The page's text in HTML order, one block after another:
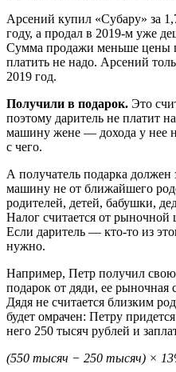
Арсений купил «Субару» за
году, а продал в 2019-м уже
Сумма продажи меньше цены
платить не надо. Арсений
2019 год.
Получили в подарок. Это
поэтому даритель не платит
машину жене — дохода у нее
с чего.
А получатель подарка должен
машину не от ближайшего
родителей, детей, бабушки,
Налог считается от
Если даритель — кто-то из
нужно.
Например, Петр получил
подарок от дяди, ее
Дядя не считается близким
будет омрачен: Петру
него 250 тысяч рублей и
(550 тысяч − 250 тысяч) ×